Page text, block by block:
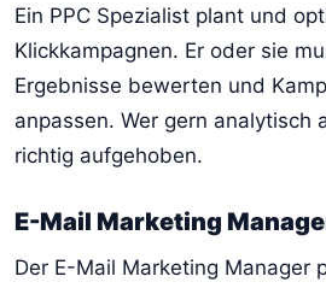
Ein PPC Spezialist plant und
Klickkampagnen. Er oder sie
Ergebnisse bewerten und
anpassen. Wer gern analytisch
richtig aufgehoben.
E-Mail Marketing
Der E-Mail Marketing Manager